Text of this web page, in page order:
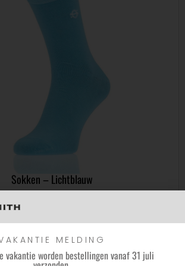
Sokken – Lichtblauw
Bekijk
MELDING
vakantie worden bestellingen vanaf 31 juli